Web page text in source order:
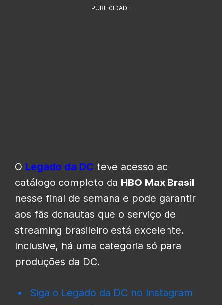
PUBLICIDADE
O Legado da DC teve acesso ao
catálogo completo da HBO Max Brasil
nesse final de semana e pode garantir
aos fãs dcnautas que o serviço de
streaming brasileiro está excelente.
Inclusive, há uma categoria só para
produções da DC.
Siga o Legado da DC no Instagram